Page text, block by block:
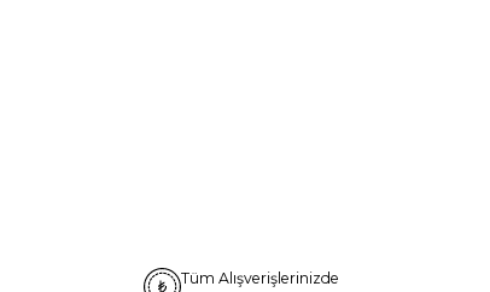
Tüm Alışverişlerinizde